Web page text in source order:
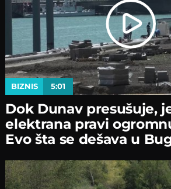
BIZNIS 5:01
Dok Dunav presušuje,
elektrana pravi
Evo šta se dešava u